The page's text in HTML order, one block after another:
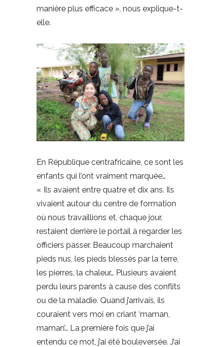
manière plus efficace », nous explique-t-
elle.
En République centrafricaine, ce sont les
enfants qui l’ont vraiment marquée…
« Ils avaient entre quatre et dix ans. Ils
vivaient autour du centre de formation
où nous travaillions et, chaque jour,
restaient derrière le portail à regarder les
officiers passer. Beaucoup marchaient
pieds nus, les pieds blessés par la terre,
les pierres, la chaleur… Plusieurs avaient
perdu leurs parents à cause des conflits
ou de la maladie. Quand j’arrivais, ils
couraient vers moi en criant ‘maman,
maman’… La première fois que j’ai
entendu ce mot, j’ai été bouleversée. J’ai